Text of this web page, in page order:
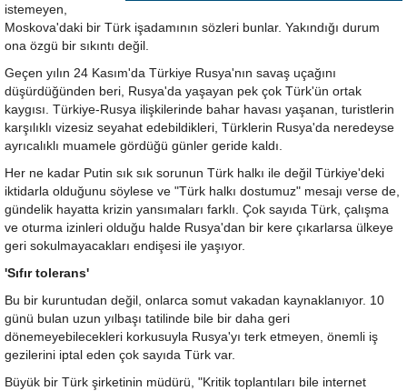
istemeyen,
Moskova'daki bir Türk işadamının sözleri bunlar. Yakındığı durum
ona özgü bir sıkıntı değil.
Geçen yılın 24 Kasım'da Türkiye Rusya'nın savaş uçağını
düşürdüğünden beri, Rusya'da yaşayan pek çok Türk'ün ortak
kaygısı. Türkiye-Rusya ilişkilerinde bahar havası yaşanan, turistlerin
karşılıklı vizesiz seyahat edebildikleri, Türklerin Rusya'da neredeyse
ayrıcalıklı muamele gördüğü günler geride kaldı.
Her ne kadar Putin sık sık sorunun Türk halkı ile değil Türkiye'deki
iktidarla olduğunu söylese ve "Türk halkı dostumuz" mesajı verse de,
gündelik hayatta krizin yansımaları farklı. Çok sayıda Türk, çalışma
ve oturma izinleri olduğu halde Rusya'dan bir kere çıkarlarsa ülkeye
geri sokulmayacakları endişesi ile yaşıyor.
'Sıfır tolerans'
Bu bir kuruntudan değil, onlarca somut vakadan kaynaklanıyor. 10
günü bulan uzun yılbaşı tatilinde bile bir daha geri
dönemeyebilecekleri korkusuyla Rusya'yı terk etmeyen, önemli iş
gezilerini iptal eden çok sayıda Türk var.
Büyük bir Türk şirketinin müdürü, "Kritik toplantıları bile internet